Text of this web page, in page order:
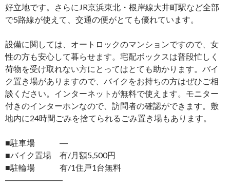
好立地です。さらにJR京浜東北・根岸線大井町駅など全部
で5路線が使えて、交通の便がとても優れています。
設備に関しては、オートロックのマンションですので、女
性の方も安心して暮らせます。宅配ボックスは普段忙しく
荷物を受け取れない方にとってはとても助かります。バイ
ク置き場がありますので、バイクをお持ちの方はぜひご相
談ください。インターネットが無料で使えます。モニター
付きのインターホンなので、訪問者の確認ができます。敷
地内に24時間ごみを捨てられるごみ置き場もあります。
■駐車場 ―
■バイク置場 有/月額5,500円
■駐輪場 有/1住戸1台無料
―――――――